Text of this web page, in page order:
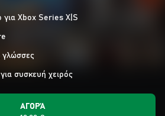
για Xbox Series X|S
γλώσσες
συσκευή χειρός
ΑΓΟΡΆ